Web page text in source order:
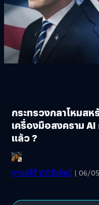
กระทรวงกลาโหมสห
เครื่องมือสงคราม AI
แล้ว ?
กานต์สิรี บัววิชัยศิลป์ | 06/